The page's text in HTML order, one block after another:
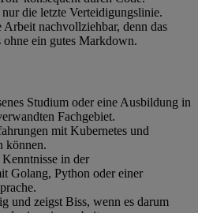
die letzte Verteidigungslinie.
nachvollziehbar, denn das
ohne ein gutes Markdown.
Studium oder eine Ausbildung in
Fachgebiet.
mit Kubernetes und
können.
in der
Golang, Python oder einer
und zeigst Biss, wenn es darum